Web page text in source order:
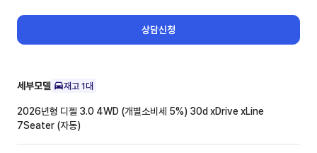
상담신청
세부모델 재고 1대
2026년형 디젤 3.0 4WD (개별소비세 5%) 30d xDrive xLine
7Seater (자동)